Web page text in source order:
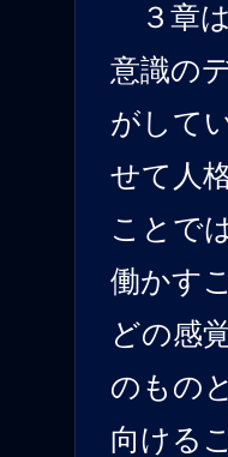
３章は
意識の
がして
せて人
ことで
働かす
どの感
のもの
向ける